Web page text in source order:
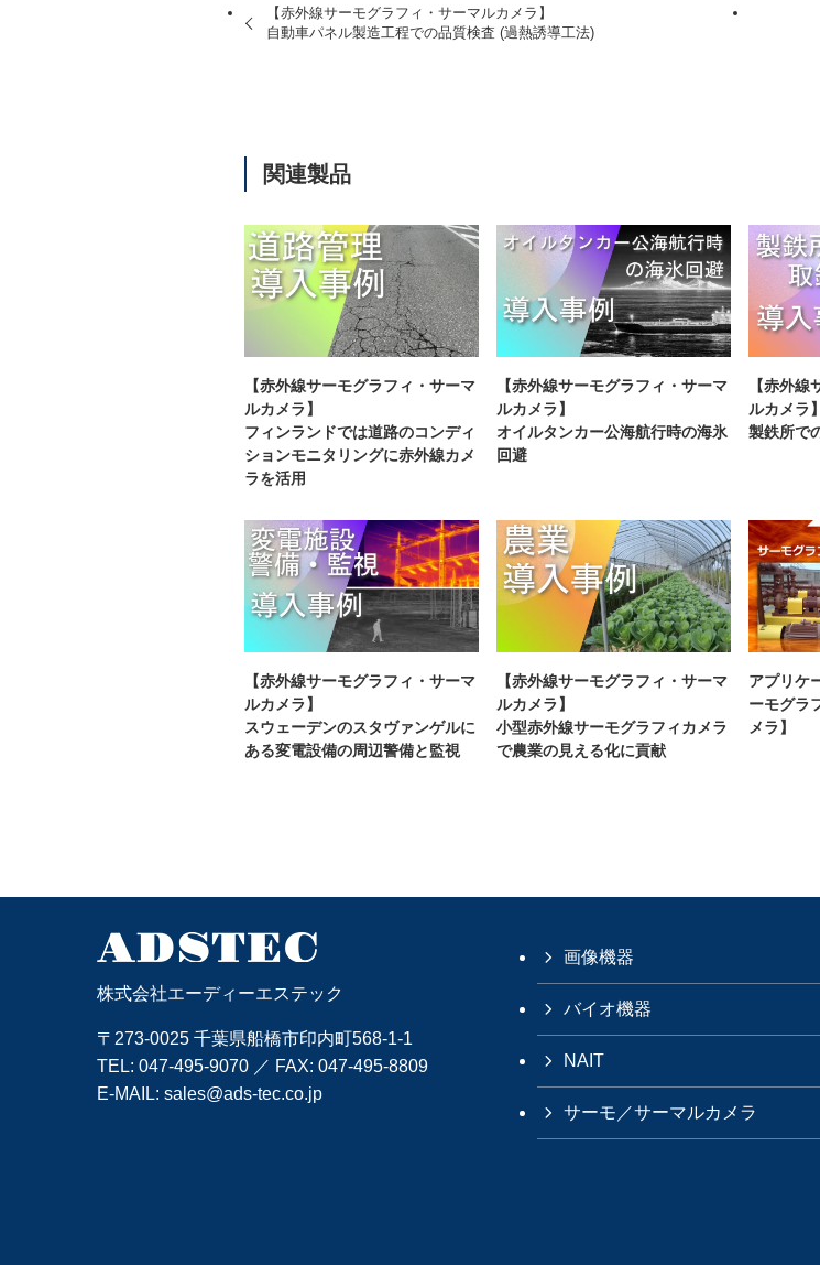
【赤外線サーモグラフィ・サーマルカメラ】
自動車パネル製造工程での品質検査 (過熱誘導工法)
関連製品
【赤外線サーモグラフィ・サーマ
ルカメラ】
フィンランドでは道路のコンディ
ションモニタリングに赤外線カメ
ラを活用
【赤外線サーモグラフィ・サーマ
ルカメラ】
オイルタンカー公海航行時の海氷
回避
【赤外
ルカメラ】
製鉄所で
【赤外線サーモグラフィ・サーマ
ルカメラ】
スウェーデンのスタヴァンゲルに
ある変電設備の周辺警備と監視
【赤外線サーモグラフィ・サーマ
ルカメラ】
小型赤外線サーモグラフィカメラ
で農業の見える化に貢献
アプリケ
ーモグラ
メラ】
株式会社エーディーエステック
〒273-0025 千葉県船橋市印内町568-1-1
TEL: 047-495-9070 ／ FAX: 047-495-8809
E-MAIL: sales@ads-tec.co.jp
画像機器
バイオ機器
NAIT
サーモ／サーマルカメラ